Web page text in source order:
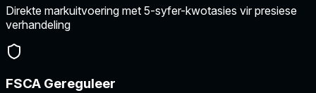
Direkte markuitvoering met 5-syfer-kwotasies vir presiese
verhandeling
FSCA Gereguleer